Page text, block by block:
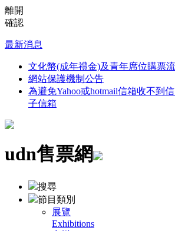
離開
確認
最新消息
文化幣(成年禮金)及青年席位購票
網站保護機制公告
為避免Yahoo或hotmail信箱收不到
子信箱
udn售票網
搜尋
節目類別
展覽
Exhibitions